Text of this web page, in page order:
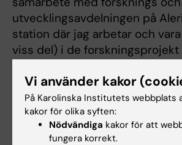
utvecklingsavdelningen på
station där jag arbetar och
viss del) i de
fortsatt vara knuten till KI,
fysioterapi.
Vi har planer på fortsatta
ytterligare öka kunskapen kring
Vi använder kakor
På Karolinska Institutets webbplats
kakor för olika syften:
Nödvändiga kakor för att
fungera korrekt.